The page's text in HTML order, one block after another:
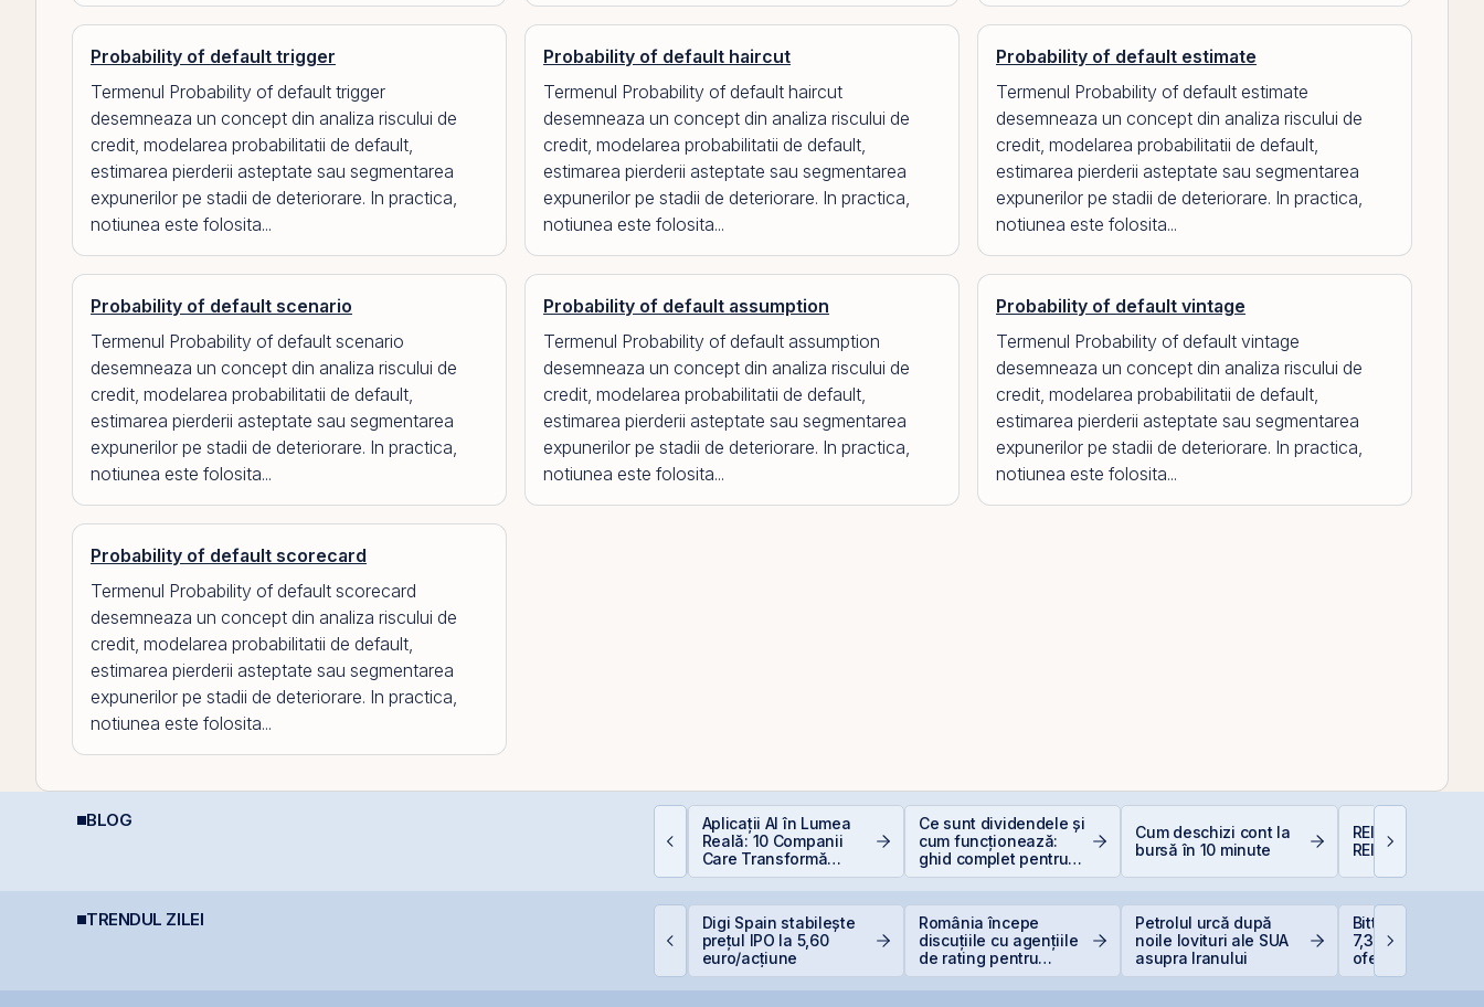
Probability of default trigger
Termenul Probability of default trigger
desemneaza un concept din analiza riscului de
credit, modelarea probabilitatii de default,
estimarea pierderii asteptate sau segmentarea
expunerilor pe stadii de deteriorare. In practica,
notiunea este folosita...
Probability of default haircut
Termenul Probability of default haircut
desemneaza un concept din analiza riscului de
credit, modelarea probabilitatii de default,
estimarea pierderii asteptate sau segmentarea
expunerilor pe stadii de deteriorare. In practica,
notiunea este folosita...
Probability of default estimate
Termenul Probability of default estimate
desemneaza un concept din analiza riscului de
credit, modelarea probabilitatii de default,
estimarea pierderii asteptate sau segmentarea
expunerilor pe stadii de deteriorare. In practica,
notiunea este folosita...
Probability of default scenario
Termenul Probability of default scenario
desemneaza un concept din analiza riscului de
credit, modelarea probabilitatii de default,
estimarea pierderii asteptate sau segmentarea
expunerilor pe stadii de deteriorare. In practica,
notiunea este folosita...
Probability of default assumption
Termenul Probability of default assumption
desemneaza un concept din analiza riscului de
credit, modelarea probabilitatii de default,
estimarea pierderii asteptate sau segmentarea
expunerilor pe stadii de deteriorare. In practica,
notiunea este folosita...
Probability of default vintage
Termenul Probability of default vintage
desemneaza un concept din analiza riscului de
credit, modelarea probabilitatii de default,
estimarea pierderii asteptate sau segmentarea
expunerilor pe stadii de deteriorare. In practica,
notiunea este folosita...
Probability of default scorecard
Termenul Probability of default scorecard
desemneaza un concept din analiza riscului de
credit, modelarea probabilitatii de default,
estimarea pierderii asteptate sau segmentarea
expunerilor pe stadii de deteriorare. In practica,
notiunea este folosita...
BLOG
Diferența care îți
Aplicații AI în Lumea
Reală: 10 Companii
Care Transformă
Industriile
Ce sunt dividendele și
cum funcționează:
ghid complet pentru
investitori în acțiuni
Cum deschizi cont la
bursă în 10 minute
REIT-urile
REIT-urile
TRENDUL ZILEI
BVB încheie prima
Digi Spain stabilește
prețul IPO la 5,60
euro/acțiune
România începe
discuțiile cu agențiile
de rating pentru
Petrolul urcă după
noile lovituri ale SUA
asupra Iranului
Bittnet Systems
7,33 milioane
oferta de
BNET31E